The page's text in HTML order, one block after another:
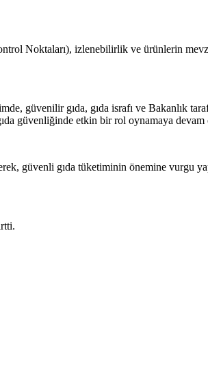
Noktaları), izlenebilirlik ve ürünlerin
güvenilir gıda, gıda israfı ve Bakanlık
güvenliğinde etkin bir rol oynamaya devam
güvenli gıda tüketiminin önemine vurgu